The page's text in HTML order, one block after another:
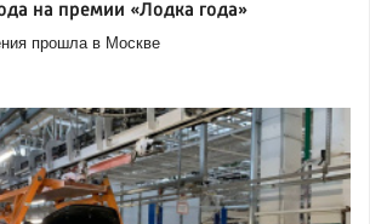
на премии «Лодка года»
прошла в Москве